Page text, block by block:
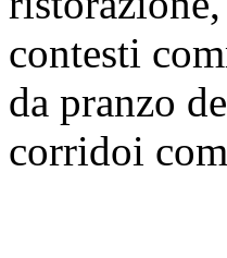
contesti
da pranzo
corridoi